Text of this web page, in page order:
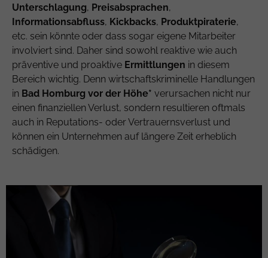
Unterschlagung, Preisabsprachen,
Informationsabfluss, Kickbacks, Produktpiraterie,
etc. sein könnte oder dass sogar eigene Mitarbeiter
involviert sind. Daher sind sowohl reaktive wie auch
präventive und proaktive Ermittlungen in diesem
Bereich wichtig. Denn wirtschaftskriminelle Handlungen
in Bad Homburg vor der Höhe* verursachen nicht nur
einen finanziellen Verlust, sondern resultieren oftmals
auch in Reputations- oder Vertrauernsverlust und
können ein Unternehmen auf längere Zeit erheblich
schädigen.